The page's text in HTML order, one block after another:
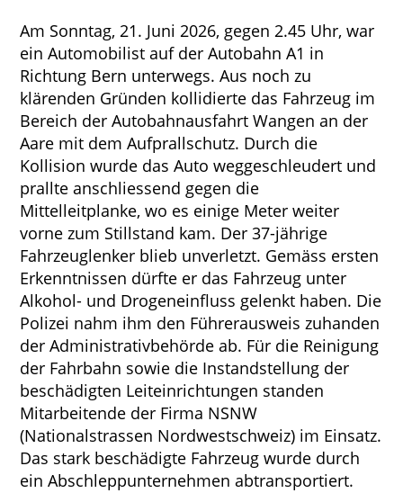
Am Sonntag, 21. Juni 2026, gegen 2.45 Uhr, war
ein Automobilist auf der Autobahn A1 in
Richtung Bern unterwegs. Aus noch zu
klärenden Gründen kollidierte das Fahrzeug im
Bereich der Autobahnausfahrt Wangen an der
Aare mit dem Aufprallschutz. Durch die
Kollision wurde das Auto weggeschleudert und
prallte anschliessend gegen die
Mittelleitplanke, wo es einige Meter weiter
vorne zum Stillstand kam. Der 37-jährige
Fahrzeuglenker blieb unverletzt. Gemäss ersten
Erkenntnissen dürfte er das Fahrzeug unter
Alkohol- und Drogeneinfluss gelenkt haben. Die
Polizei nahm ihm den Führerausweis zuhanden
der Administrativbehörde ab. Für die Reinigung
der Fahrbahn sowie die Instandstellung der
beschädigten Leiteinrichtungen standen
Mitarbeitende der Firma NSNW
(Nationalstrassen Nordwestschweiz) im Einsatz.
Das stark beschädigte Fahrzeug wurde durch
ein Abschleppunternehmen abtransportiert.